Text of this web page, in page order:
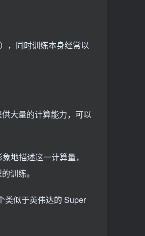
，同时训练本身经常以
大量的计算能力，可以
地描述这一计算量，
训练。
类似于英伟达的 Super